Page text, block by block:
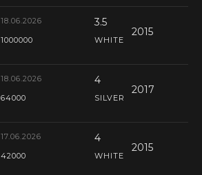
18.06.2026 3.5
2015
1000000 WHITE
18.06.2026 4
2017
64000 SILVER
17.06.2026 4
2015
42000 WHITE